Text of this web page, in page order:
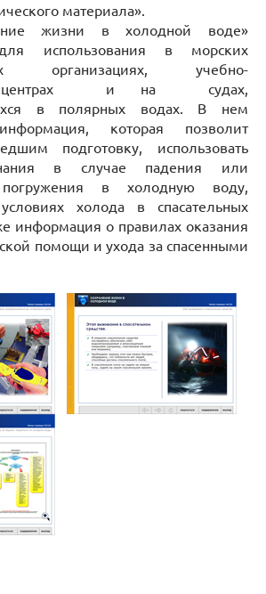
материала».
жизни в холодной воде»
использования в морских
организациях, учебно-
центрах и на судах,
в полярных водах. В нем
которая позволит
подготовку, использовать
в случае падения или
погружения в холодную воду,
холода в спасательных
информация о правилах оказания
помощи и ухода за спасенными